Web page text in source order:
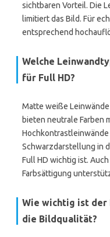
sichtbaren Vorteil. Die
limitiert das Bild. Für
entsprechend
Welche
für Full HD?
Matte weiße
bieten neutrale Farben
Schwarzdarstellung in
Full HD wichtig ist.
Farbsättigung
Wie wichtig ist der
die Bildqualität?